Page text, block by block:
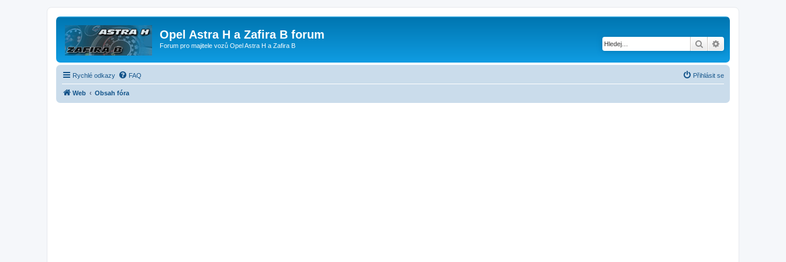
Opel Astra H a Zafira B forum
Forum pro majitele vozů Opel Astra H a Zafira B Hledat
Rychlé odkazy FAQ Přihlásit se
Web Obsah fóra